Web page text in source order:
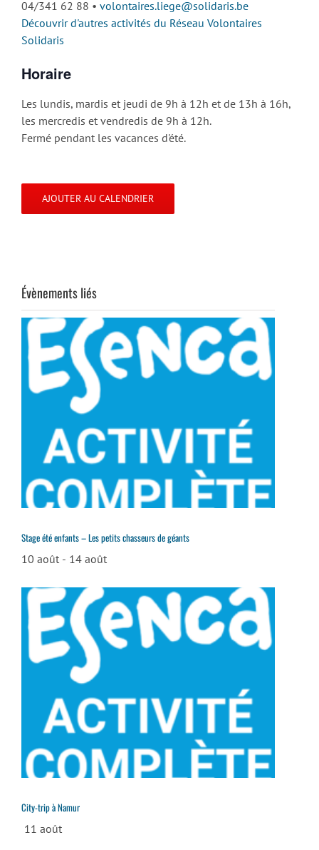
04/341 62 88 • volontaires.liege@solidaris.be
Découvrir d'autres activités du Réseau Volontaires
Solidaris
Horaire
Les lundis, mardis et jeudi de 9h à 12h et de 13h à 16h,
les mercredis et vendredis de 9h à 12h.
Fermé pendant les vacances d'été.
AJOUTER AU CALENDRIER
Évènements liés
Stage été enfants – Les petits chasseurs de géants
10 août - 14 août
City-trip à Namur
11 août